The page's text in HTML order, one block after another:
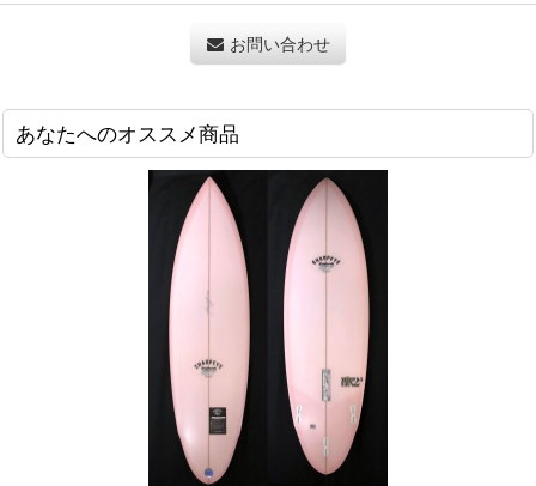
お問い合わせ
あなたへのオススメ商品